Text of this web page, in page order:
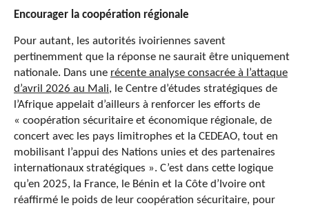
Encourager la coopération régionale
Pour autant, les autorités ivoiriennes savent
pertinemment que la réponse ne saurait être uniquement
nationale. Dans une récente analyse consacrée à l’attaque
d’avril 2026 au Mali, le Centre d’études stratégiques de
l’Afrique appelait d’ailleurs à renforcer les efforts de
« coopération sécuritaire et économique régionale, de
concert avec les pays limitrophes et la CEDEAO, tout en
mobilisant l’appui des Nations unies et des partenaires
internationaux stratégiques ». C’est dans cette logique
qu’en 2025, la France, le Bénin et la Côte d’Ivoire ont
réaffirmé le poids de leur coopération sécuritaire, pour